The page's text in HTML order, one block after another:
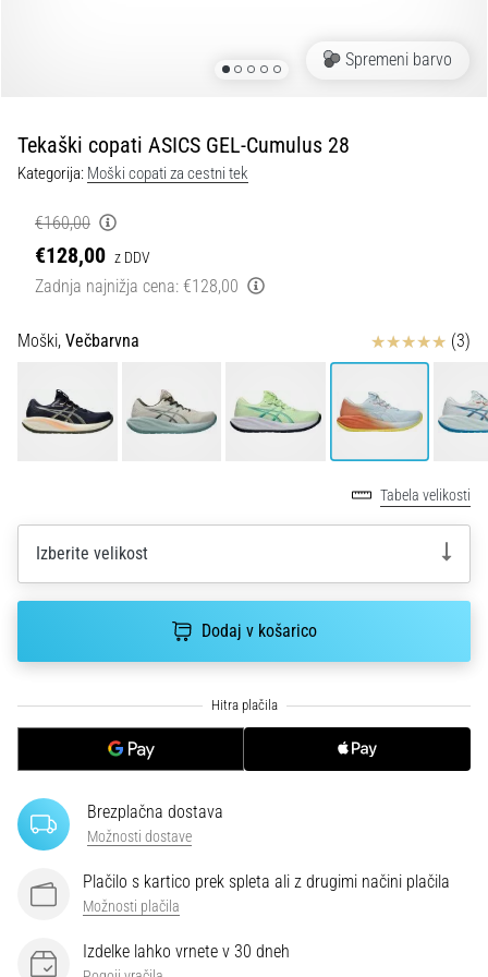
Kaj
sta
kako
izvajamo?
»shuttle
oziroma
tek
hitrost,
menjavi
Kako…
6. 8. 2026
•
7 min. branja
Tekaško
koleno:
Vzroki,
in
Spremeni barvo
Tekaški copati ASICS GEL-Cumulus 28
Kategorija: Moški copati za cestni tek
€160,00
€128,00 z DDV
Zadnja najnižja cena: €128,00
Moški, Večbarvna Ocena izdelka(3)
Tabela velikosti
Izberite velikost
Dodaj v košarico
Brezplačna dostava
Možnosti dostave
Plačilo s kartico prek spleta ali z drugimi načini plačila
Možnosti plačila
Izdelke lahko vrnete v 30 dneh